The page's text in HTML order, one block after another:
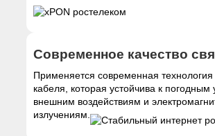
Современное качество
Применяется современная технология
кабеля, которая устойчива к погодным
внешним воздействиям и
излучениям.